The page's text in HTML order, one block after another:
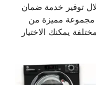
توفير خدمة ضمان
مجموعة مميزة من
يمكنك الاختيار